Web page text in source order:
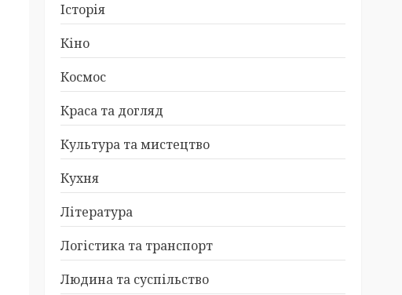
Історія
Кіно
Космос
Краса та догляд
Культура та мистецтво
Кухня
Література
Логістика та транспорт
Людина та суспільство